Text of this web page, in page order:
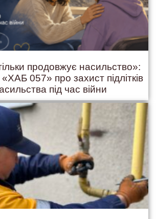
продовжує насильство»:
057» про захист підлітків
під час війни